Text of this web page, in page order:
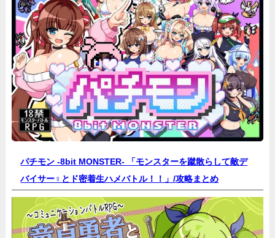
パチモン -8bit MONSTER- 「モンスターを蹴散らして敵デ
バイサー♀とド密着生ハメバトル！！」/攻略まとめ